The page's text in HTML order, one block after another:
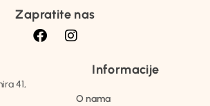
Zapratite nas
41,
Informacije
O nama